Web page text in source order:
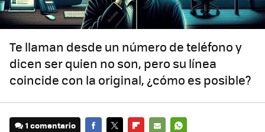
Te llaman desde un número de teléfono y
dicen ser quien no son, pero su línea
coincide con la original, ¿cómo es posible?
1 comentario